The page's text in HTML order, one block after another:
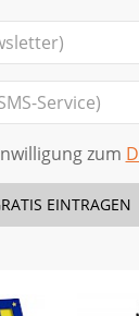
zum